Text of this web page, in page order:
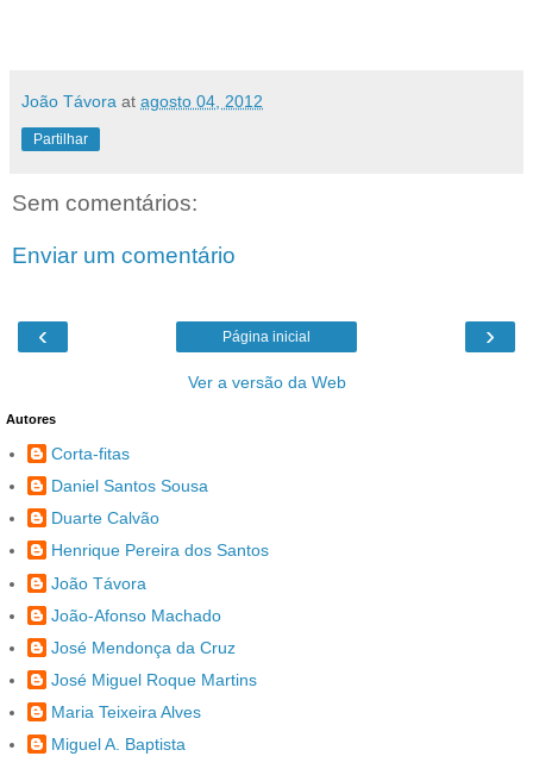
João Távora at agosto 04, 2012
Partilhar
Sem comentários:
Enviar um comentário
‹ ›
Página inicial
Ver a versão da Web
Autores
Corta-fitas
Daniel Santos Sousa
Duarte Calvão
Henrique Pereira dos Santos
João Távora
João-Afonso Machado
José Mendonça da Cruz
José Miguel Roque Martins
Maria Teixeira Alves
Miguel A. Baptista